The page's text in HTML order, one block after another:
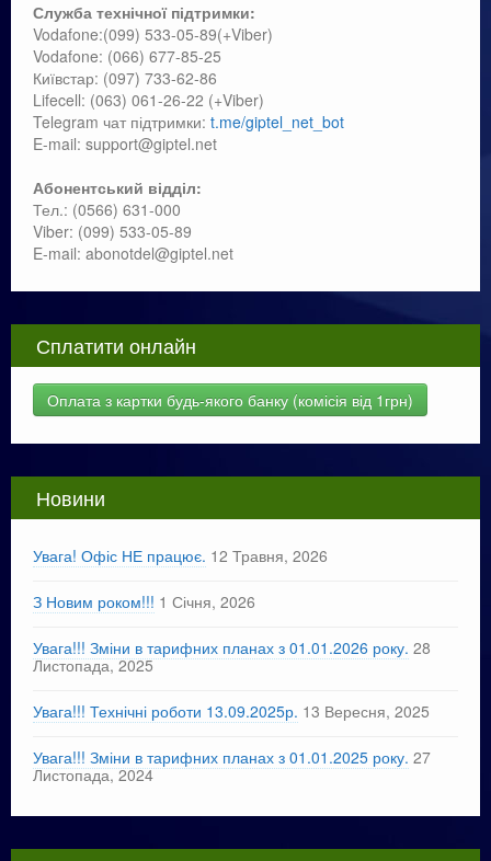
Служба технічної підтримки:
Vodafone:(099) 533-05-89(+Viber)
Vodafone: (066) 677-85-25
Київстар: (097) 733-62-86
Lifecell: (063) 061-26-22 (+Viber)
Telegram чат підтримки: t.me/giptel_net_bot
E-mail: support@giptel.net
Абонентський відділ:
Тел.: (0566) 631-000
Viber: (099) 533-05-89
E-mail: abonotdel@giptel.net
Сплатити онлайн
Оплата з картки будь-якого банку (комісія від 1грн)
Новини
Увага! Офіс НЕ працює. 12 Травня, 2026
З Новим роком!!! 1 Січня, 2026
Увага!!! Зміни в тарифних планах з 01.01.2026 року. 28
Листопада, 2025
Увага!!! Технічні роботи 13.09.2025р. 13 Вересня, 2025
Увага!!! Зміни в тарифних планах з 01.01.2025 року. 27
Листопада, 2024